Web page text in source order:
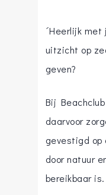
´Heerlijk
uitzicht op
geven?
Bij
daarvoor
gevestigd op
door natuur
bereikbaar is.